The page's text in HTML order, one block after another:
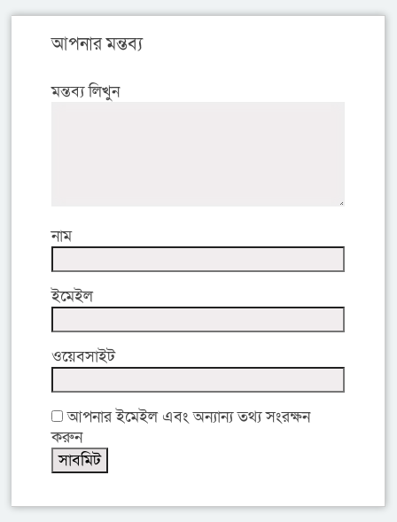
আপনার মন্তব্য
মন্তব্য লিখুন
নাম
ইমেইল
ওয়েবসাইট
আপনার ইমেইল এবং অন্যান্য তথ্য সংরক্ষন
করুন